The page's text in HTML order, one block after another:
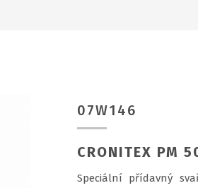
07W146
CRONITEX PM
Speciální přídavný